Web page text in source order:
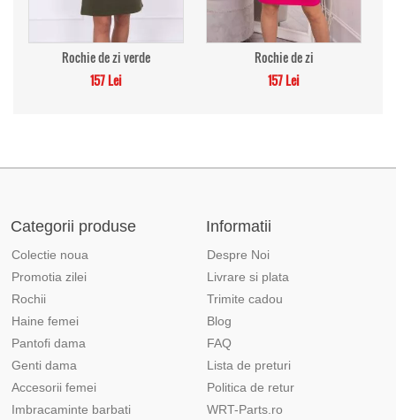
Rochie de zi verde
157 Lei
Rochie de zi
157 Lei
Categorii produse
Colectie noua
Promotia zilei
Rochii
Haine femei
Pantofi dama
Genti dama
Accesorii femei
Imbracaminte barbati
Informatii
Despre Noi
Livrare si plata
Trimite cadou
Blog
FAQ
Lista de preturi
Politica de retur
WRT-Parts.ro